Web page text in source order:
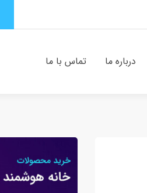
درباره ما تماس با ما